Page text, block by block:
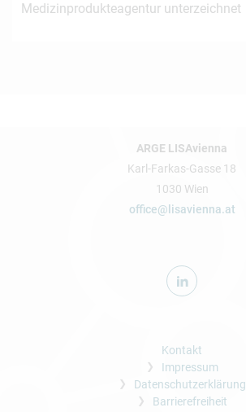
Medizinprodukteagentur unterzeichnet
ARGE LISAvienna
Karl-Farkas-Gasse 18
1030 Wien
office@lisavienna.at
Kontakt
Impressum
Datenschutzerklärung
Barrierefreiheit